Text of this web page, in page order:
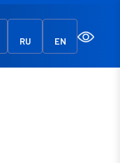
RU EN